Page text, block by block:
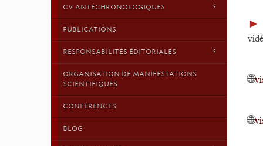
CV ANTÉCHRONOLOGIQUES
PUBLICATIONS
RESPONSABILITÉS ÉDITORIALES
ORGANISATION DE MANIFESTATIONS
SCIENTIFIQUES
CONFÉRENCES
BLOG
🌐
🌐